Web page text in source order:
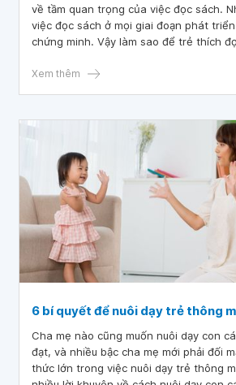
về tầm quan trọng của việc đọc sách.
việc đọc sách ở mọi giai đoạn phát
chứng minh. Vậy làm sao để trẻ thích
đơn giản hàng ngày để chia sẻ niềm vui
giúp trẻ hình thành thói quen thích đọc
Xem thêm
6 bí quyết để nuôi dạy trẻ thông
Cha mẹ nào cũng muốn nuôi dạy con
đạt, và nhiều bậc cha mẹ mới phải đối
thức lớn trong việc nuôi dạy trẻ thông